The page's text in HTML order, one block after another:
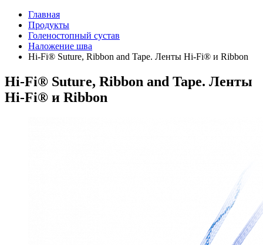
Главная
Продукты
Голеностопный сустав
Наложение шва
Hi-Fi® Suture, Ribbon and Tape. Ленты Hi-Fi® и Ribbon
Hi-Fi® Suture, Ribbon and Tape. Ленты
Hi-Fi® и Ribbon